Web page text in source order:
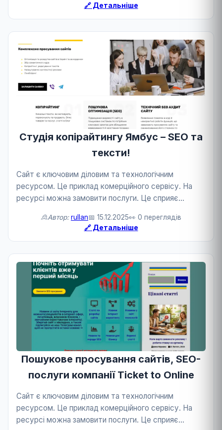
🔗 Детальніше
Студія копірайтингу Ямбус – SEO та
тексти!
Сайт є ключовим діловим та технологічним
ресурсом. Це приклад комерційного сервісу. На
ресурсі можна замовити послуги. Це сприяє
🙎Автор: rullan📅 15.12.2025👀 0 переглядів
🔗 Детальніше
Пошукове просування сайтів, SEO-
послуги компанії Ticket to Online
Сайт є ключовим діловим та технологічним
ресурсом. Це приклад комерційного сервісу. На
ресурсі можна замовити послуги. Це сприяє